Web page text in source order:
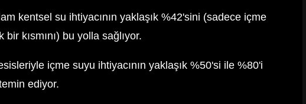
kentsel su ihtiyacının yaklaşık %42'sini (sadece içme
kısmını) bu yolla sağlıyor.
içme suyu ihtiyacının yaklaşık %50'si ile %80'i
ediyor.